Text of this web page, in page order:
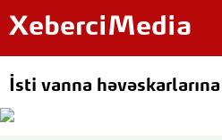
XeberciMedia
İsti vanna